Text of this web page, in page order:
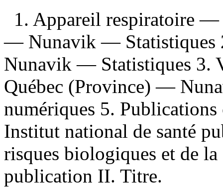
1. Appareil respiratoire
— Nunavik — Statistiques
Nunavik — Statistiques 3.
Québec (Province) —
numériques 5.
Institut national de santé
risques biologiques et de
publication II. Titre.